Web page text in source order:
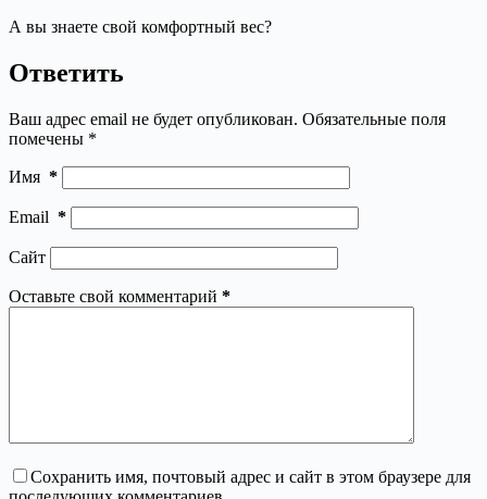
А вы знаете свой комфортный вес?
Ответить
Ваш адрес email не будет опубликован. Обязательные поля
помечены *
Имя *
Email *
Сайт
Оставьте свой комментарий *
Сохранить имя, почтовый адрес и сайт в этом браузере для